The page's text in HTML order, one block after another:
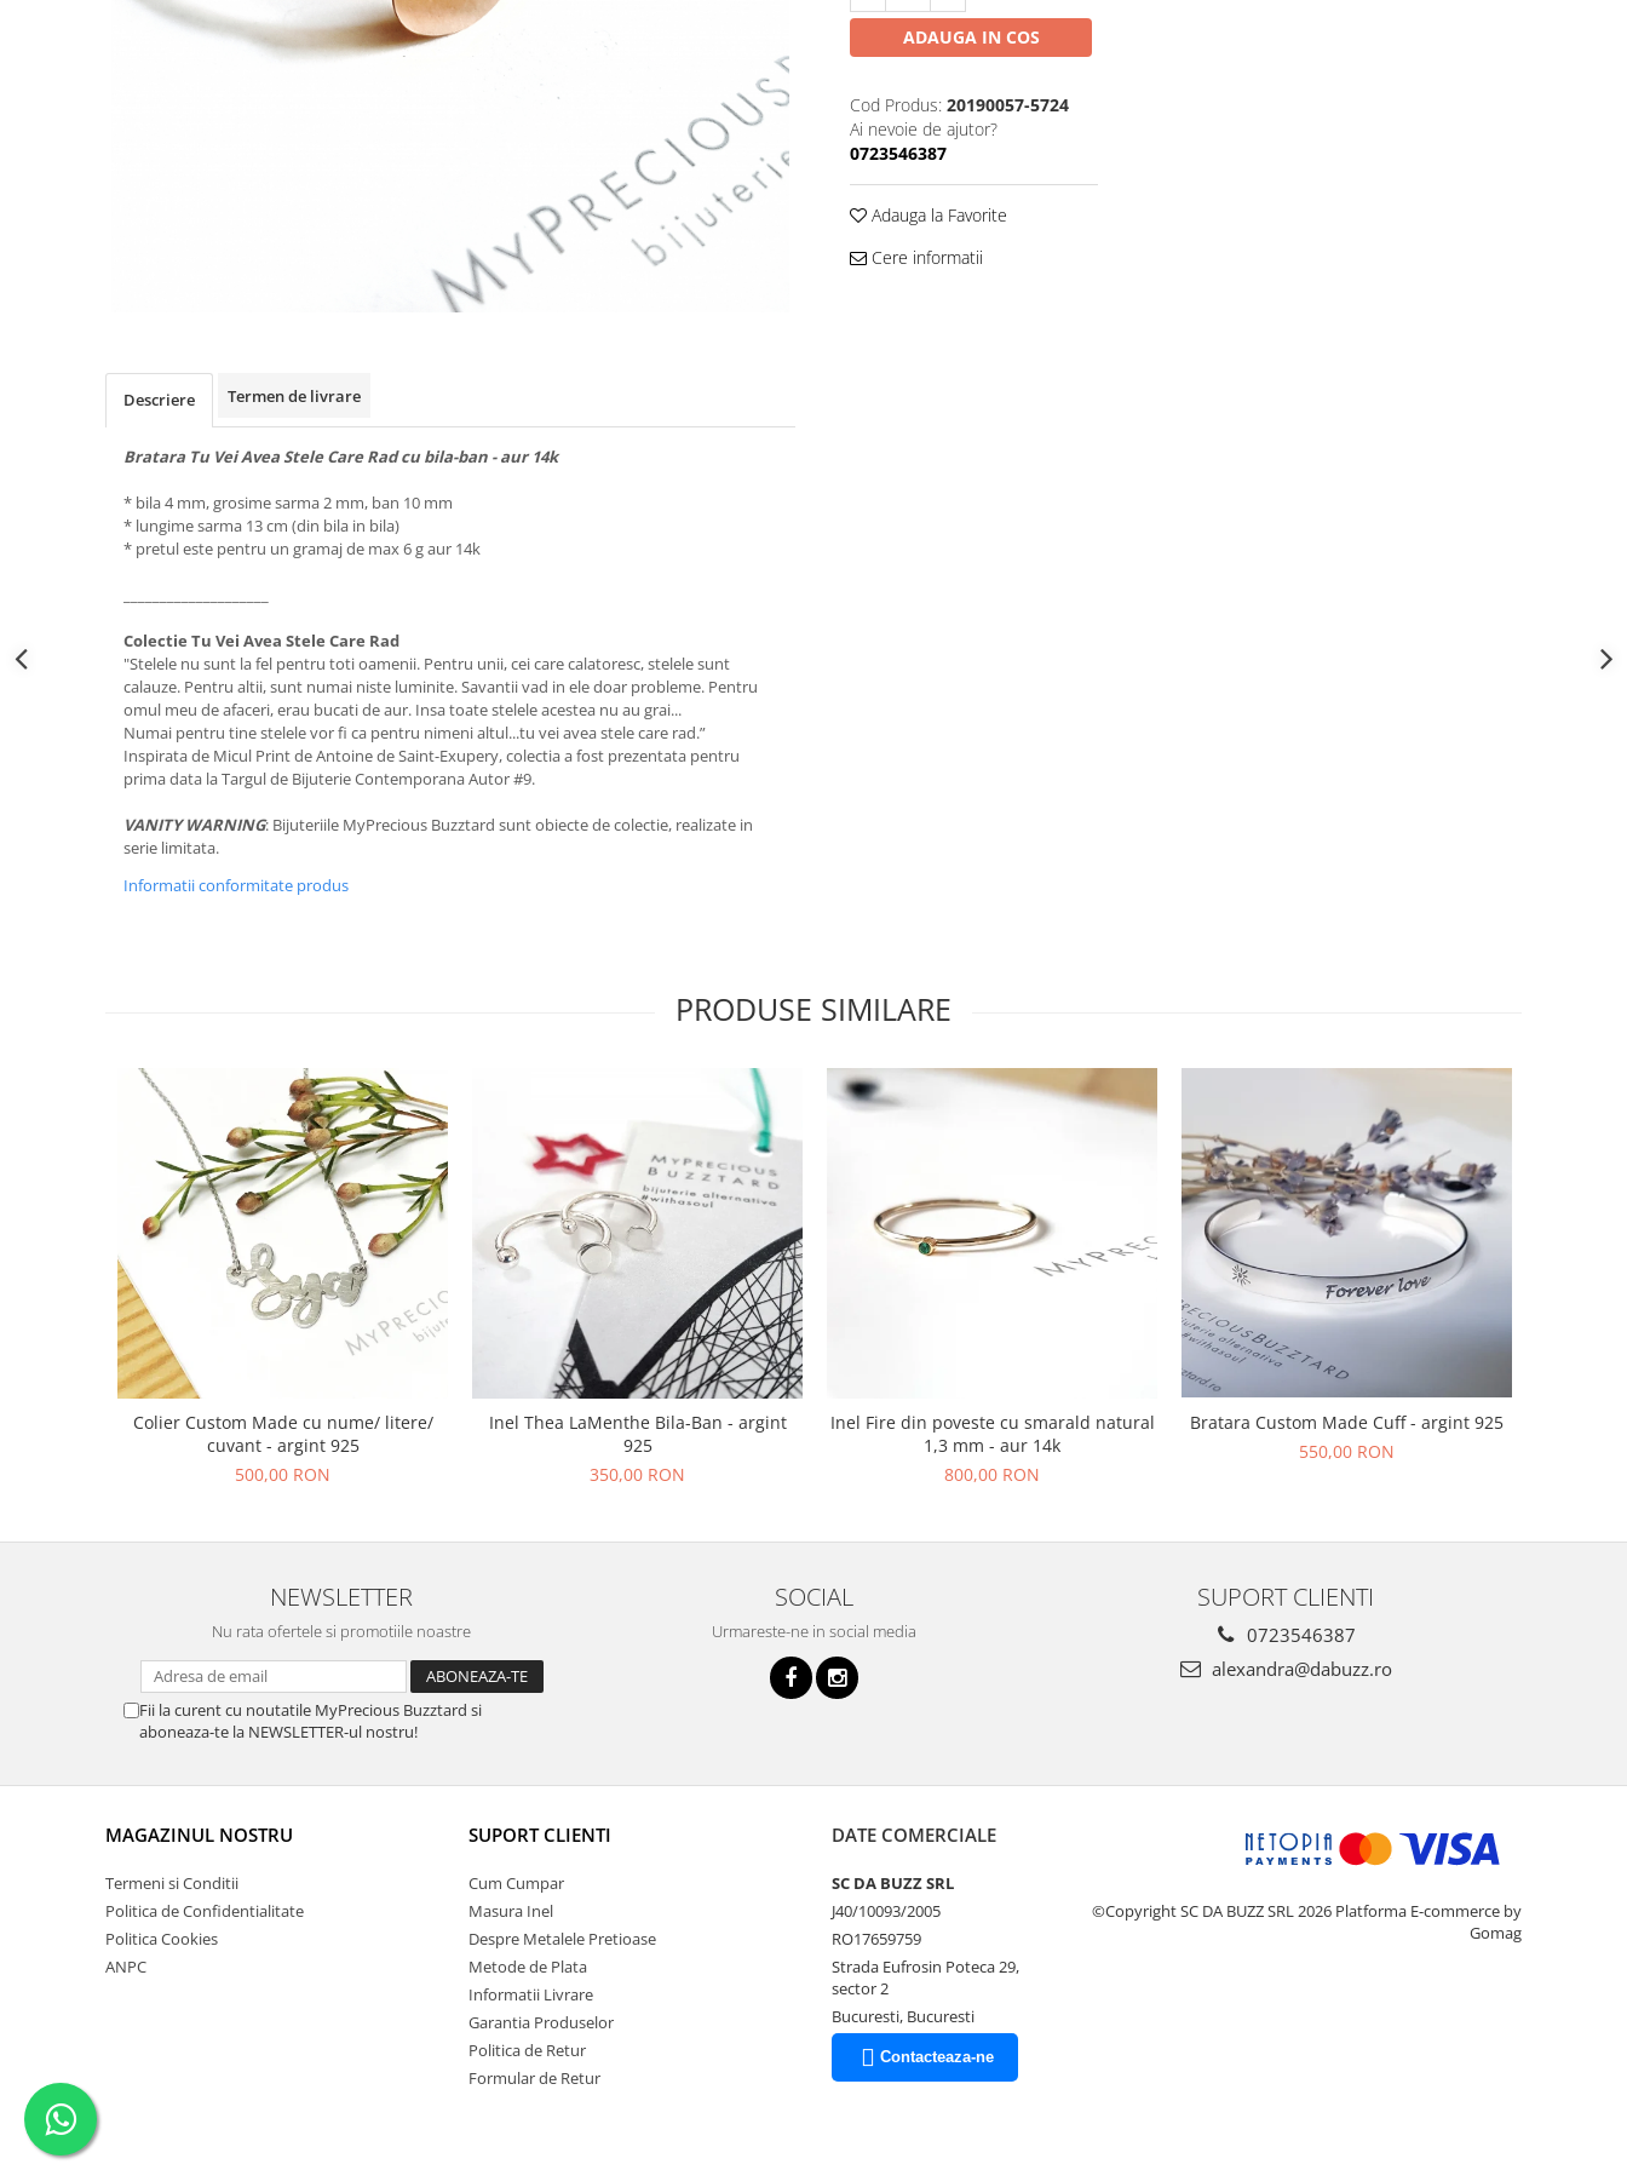
ADAUGA IN COS
Cod Produs: 20190057-5724
Ai nevoie de ajutor?
0723546387
Adauga la Favorite
Cere informatii
Descriere Termen de livrare
Bratara Tu Vei Avea Stele Care Rad cu bila-ban - aur 14k
* bila 4 mm, grosime sarma 2 mm, ban 10 mm
* lungime sarma 13 cm (din bila in bila)
* pretul este pentru un gramaj de max 6 g aur 14k
Colectie Tu Vei Avea Stele Care Rad
"Stelele nu sunt la fel pentru toti oamenii. Pentru unii, cei care calatoresc, stelele sunt
calauze. Pentru altii, sunt numai niste luminite. Savantii vad in ele doar probleme. Pentru
omul meu de afaceri, erau bucati de aur. Insa toate stelele acestea nu au grai...
Numai pentru tine stelele vor fi ca pentru nimeni altul...tu vei avea stele care rad.”
Inspirata de Micul Print de Antoine de Saint-Exupery, colectia a fost prezentata pentru
prima data la Targul de Bijuterie Contemporana Autor #9.
VANITY WARNING: Bijuteriile MyPrecious Buzztard sunt obiecte de colectie, realizate in
serie limitata.
Informatii conformitate produs
PRODUSE SIMILARE
Colier Custom Made cu nume/ litere/
cuvant - argint 925
500,00 RON
Inel Thea LaMenthe Bila-Ban - argint
925
350,00 RON
Inel Fire din poveste cu smarald natural
1,3 mm - aur 14k
800,00 RON
Bratara Custom Made Cuff - argint 925
550,00 RON
NEWSLETTER
Nu rata ofertele si promotiile noastre
Fii la curent cu noutatile MyPrecious Buzztard si
aboneaza-te la NEWSLETTER-ul nostru!
SOCIAL
Urmareste-ne in social media
SUPORT CLIENTI
0723546387
alexandra@dabuzz.ro
MAGAZINUL NOSTRU
Termeni si Conditii
Politica de Confidentialitate
Politica Cookies
ANPC
SUPORT CLIENTI
Cum Cumpar
Masura Inel
Despre Metalele Pretioase
Metode de Plata
Informatii Livrare
Garantia Produselor
Politica de Retur
Formular de Retur
DATE COMERCIALE
SC DA BUZZ SRL
J40/10093/2005
RO17659759
Strada Eufrosin Poteca 29,
sector 2
Bucuresti, Bucuresti
Contacteaza-ne
©Copyright SC DA BUZZ SRL 2026 Platforma E-commerce by
Gomag